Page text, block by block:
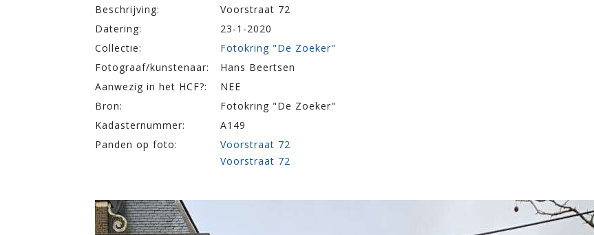
Beschrijving:
Voorstraat 72
Datering:
23-1-2020
Collectie:
Fotokring "De Zoeker"
Fotograaf/kunstenaar:
Hans Beertsen
Aanwezig in het HCF?:
NEE
Bron:
Fotokring "De Zoeker"
Kadasternummer:
A149
Panden op foto:
Voorstraat 72
Voorstraat 72